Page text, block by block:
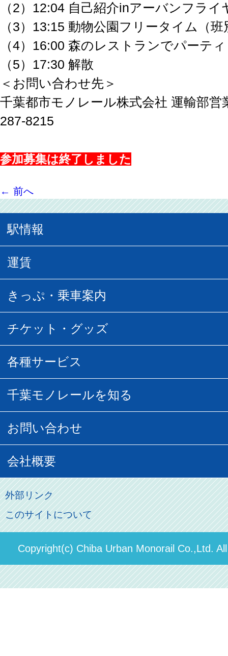
（2）12:04 自己紹介inアーバンフライ
（3）13:15 動物公園フリータイム（班
（4）16:00 森のレストランでパーティ
（5）17:30 解散
＜お問い合わせ先＞
千葉都市モノレール株式会社 運輸部営
287-8215
参加募集は終了しました
← 前へ
駅情報
駅情報
所要時間
空の散歩道
URBAN FLYER時刻表
運賃
普通運賃
団体乗車
貸切列車
きっぷ・乗車案内
乗車券の種類
フリーきっぷ
記念切符
割引制度
その他のご案内
パスモのご案内
チケット・グッズ
駅窓口販売チケット
葭川となみグッズ
初音ミクグッズ
俺の妹。
各種サービス
モノちゃんトラベル
広告募集
直営駐車場パーク＆ライド
ステーションギャラリー
駅構内出店者様募集
千葉モノレールを知る
営業距離世界最長
モノちゃん
お問い合わせ
お客様の声
よくあるご質問
お問い合わせ先
会社概要
会社概要
社長ごあいさつ
決算概要
輸送人員の推移（PDF）
外部リンク
このサイトについて
Copyright(c) Chiba Urban Monorail Co.,Ltd.